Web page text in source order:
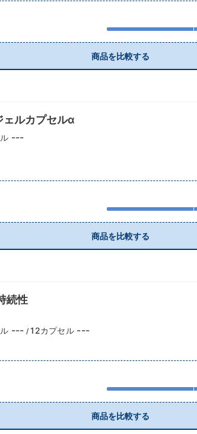
商品を比較する
ェルカプセルα
---
商品を比較する
続性
--- / 12カプセル ---
商品を比較する